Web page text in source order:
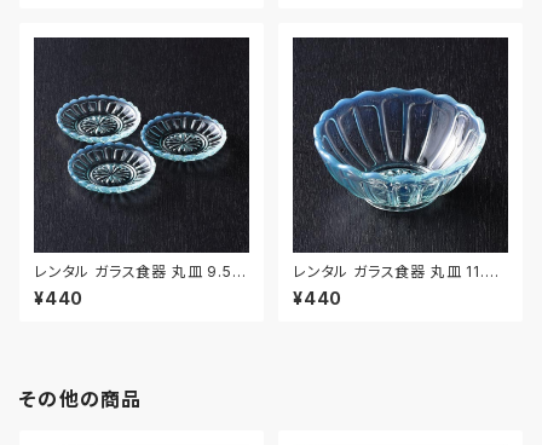
レンタル ガラス食器 丸皿 9.5c
m 3枚セット｜GLM120
¥440
レンタル ガラス食器 丸皿 11.7c
m｜GLM121
¥440
その他の商品